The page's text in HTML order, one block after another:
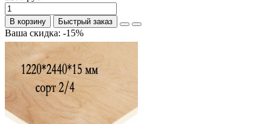
В корзину Быстрый заказ
Ваша скидка: -15%